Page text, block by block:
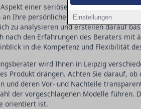
Einstellungen
einer seriösen Beratung ist die
an Ihre persönliche Situation. Seriöse
zu analysieren und erstellen darauf
nach den Erfahrungen des Beraters mit
in die Kompetenz und Flexibilität
wird Ihnen in Leipzig
Produkt drängen. Achten Sie darauf,
und deren Vor- und Nachteile
der vorgeschlagenen Modelle führen.
orientiert ist.